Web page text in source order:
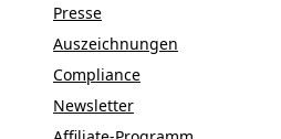
Presse
Auszeichnungen
Compliance
Newsletter